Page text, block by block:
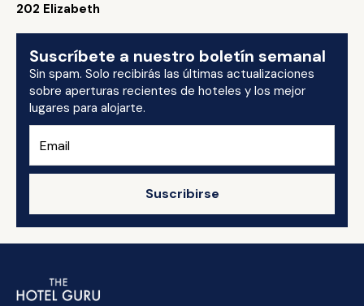
202 Elizabeth
Suscríbete a nuestro boletín semanal
Sin spam. Solo recibirás las últimas actualizaciones
sobre aperturas recientes de hoteles y los mejor
lugares para alojarte.
Suscribirse